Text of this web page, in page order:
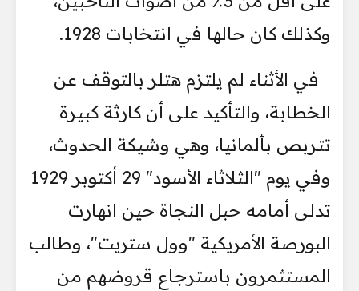
وكذلك كان حالها في انتخابات 1928.
في الأثناء لم يلتزم هتلر بالتوقف عن
الخطابة، والتأكيد على أن كارثة كبيرة
تتربص بألمانيا، وهي وشيكة الحدوث،
وفي يوم "الثلاثاء الأسود" 29 أكتوبر 1929
تدلى أمامه حبل النجاة حين انهارت
البورصة الأمريكية "وول ستريت"، وطالب
المستثمرون باسترجاع قروضهم من